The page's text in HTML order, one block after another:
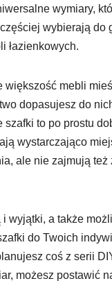
wymiary,
wybierają do
łazienkowych.
większość mebli
dopasujesz do
szafki to po prostu
wystarczająco
ale nie zajmują też
i wyjątki, a także
do Twoich
coś z serii
możesz postawić